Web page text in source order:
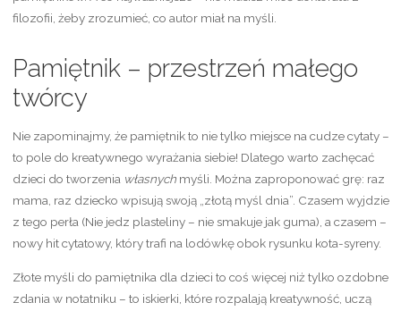
filozofii, żeby zrozumieć, co autor miał na myśli.
Pamiętnik – przestrzeń małego
twórcy
Nie zapominajmy, że pamiętnik to nie tylko miejsce na cudze cytaty –
to pole do kreatywnego wyrażania siebie! Dlatego warto zachęcać
dzieci do tworzenia własnychmyśli. Można zaproponować grę: raz
mama, raz dziecko wpisują swoją „złotą myśl dnia”. Czasem wyjdzie
z tego perła (Nie jedz plasteliny – nie smakuje jak guma), a czasem –
nowy hit cytatowy, który trafi na lodówkę obok rysunku kota-syreny.
Złote myśli do pamiętnika dla dzieci to coś więcej niż tylko ozdobne
zdania w notatniku – to iskierki, które rozpalają kreatywność, uczą